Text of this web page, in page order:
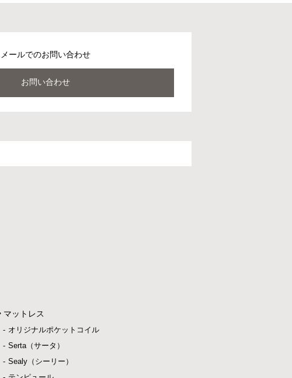
メールでのお問い合わせ
お問い合わせ
マットレス
オリジナルポケットコイル
Serta（サータ）
Sealy（シーリー）